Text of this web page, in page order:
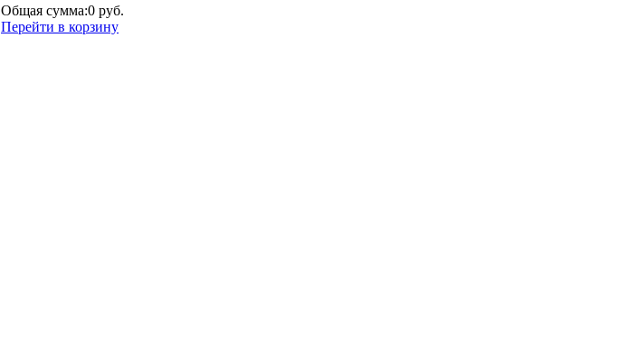
Общая сумма:0 руб.
Перейти в корзину